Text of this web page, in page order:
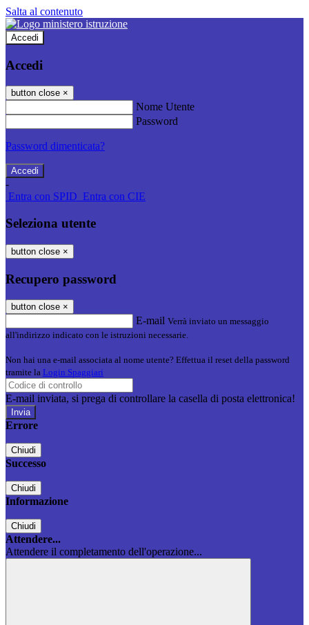
Salta al contenuto
Accedi
Accedi
button close ×
Nome Utente
Password
Password dimenticata?
-
Entra con SPID Entra con CIE
Seleziona utente
button close ×
Recupero password
button close ×
E-mail Verrà inviato un messaggio
all'indirizzo indicato con le istruzioni necessarie.
Non hai una e-mail associata al nome utente? Effettua il reset della password
tramite la Login Spaggiari
E-mail inviata, si prega di controllare la casella di posta elettronica!
Errore
Chiudi
Successo
Chiudi
Informazione
Chiudi
Attendere...
Attendere il completamento dell'operazione...